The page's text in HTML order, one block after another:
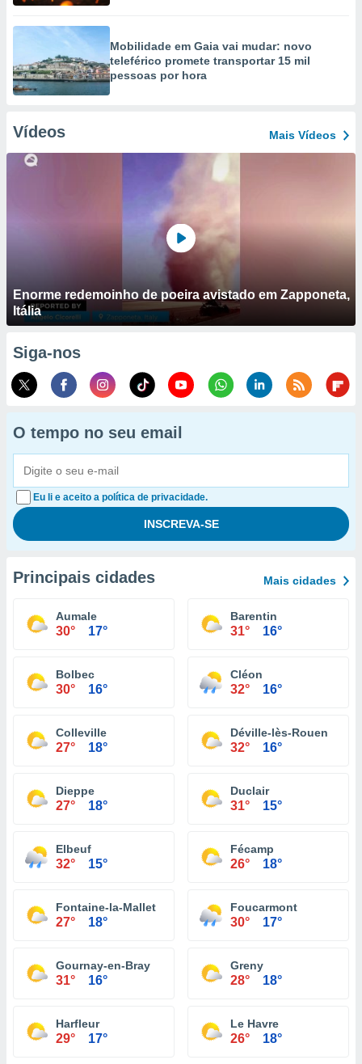
Mobilidade em Gaia vai mudar: novo
teleférico promete transportar 15 mil
pessoas por hora
Vídeos Mais Vídeos
Enorme redemoinho de poeira avistado em Zapponeta,
Itália
Siga-nos
O tempo no seu email
Eu li e aceito a política de privacidade.
Principais cidades Mais cidades
Aumale
30° 17°
Barentin
31° 16°
Bolbec
30° 16°
Cléon
32° 16°
Colleville
27° 18°
Déville-lès-Rouen
32° 16°
Dieppe
27° 18°
Duclair
31° 15°
Elbeuf
32° 15°
Fécamp
26° 18°
Fontaine-la-Mallet
27° 18°
Foucarmont
30° 17°
Gournay-en-Bray
31° 16°
Greny
28° 18°
Harfleur
29° 17°
Le Havre
26° 18°